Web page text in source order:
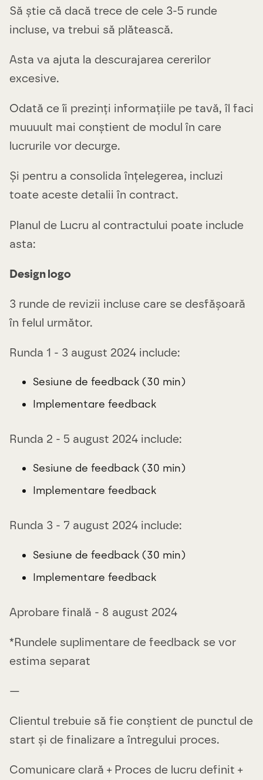
Să știe că dacă trece de cele 3-5 runde
incluse, va trebui să plătească.
Asta va ajuta la descurajarea cererilor
excesive.
Odată ce îi prezinți informațiile pe tavă, îl faci
muuuult mai conștient de modul în care
lucrurile vor decurge.
Și pentru a consolida înțelegerea, incluzi
toate aceste detalii în contract.
Planul de Lucru al contractului poate include
asta:
Design logo
3 runde de revizii incluse care se desfășoară
în felul următor.
Runda 1 - 3 august 2024 include:
Sesiune de feedback (30 min)
Implementare feedback
Runda 2 - 5 august 2024 include:
Sesiune de feedback (30 min)
Implementare feedback
Runda 3 - 7 august 2024 include:
Sesiune de feedback (30 min)
Implementare feedback
Aprobare finală - 8 august 2024
*Rundele suplimentare de feedback se vor
estima separat
—
Clientul trebuie să fie conștient de punctul de
start și de finalizare a întregului proces.
Comunicare clară + Proces de lucru definit +